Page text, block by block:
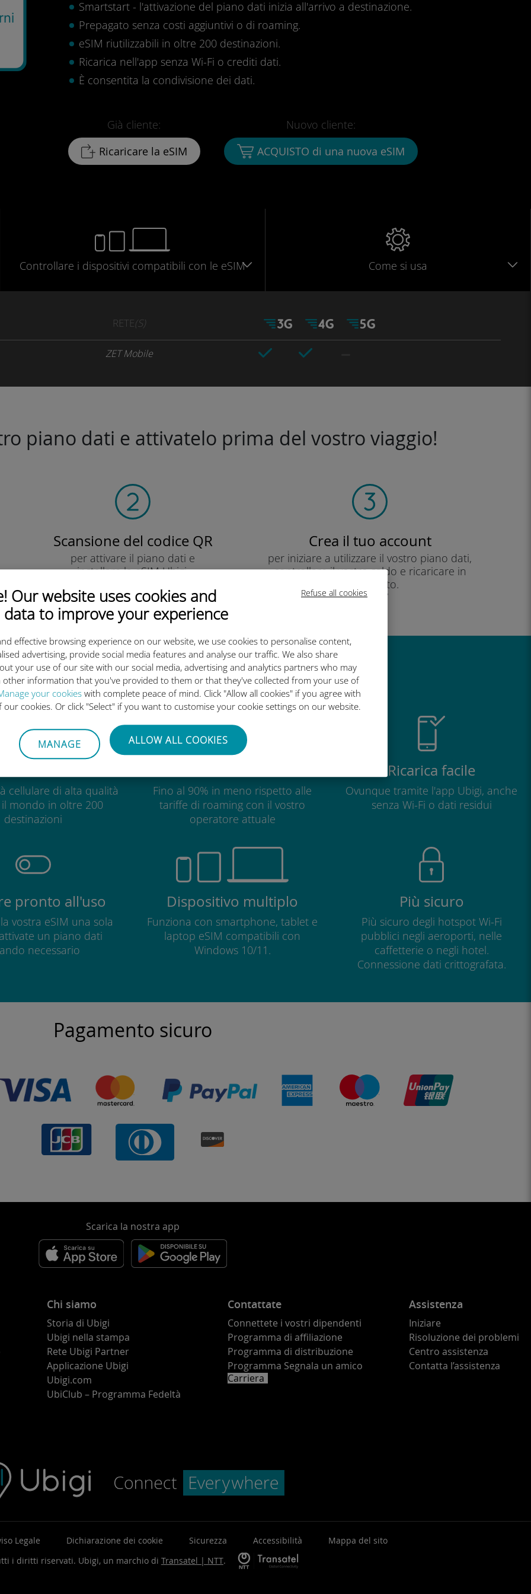
Refuse all cookies
Our website uses cookies and
data to improve your experience
effective browsing experience on our website, we use cookies to personalise content,
advertising, provide social media features and analyse our traffic. We also share
your use of our site with our social media, advertising and analytics partners who may
other information that you've provided to them or that they've collected from your use of
your cookies with complete peace of mind. Click "Allow all cookies" if you agree with
cookies. Or click "Select" if you want to customise your cookie settings on our website.
MANAGE ALLOW ALL COOKIES
Smartstart - l'attivazione del piano dati inizia all'arrivo a destinazione.
Prepagato senza costi aggiuntivi o di roaming.
eSIM riutilizzabili in oltre 200 destinazioni.
Ricarica nell'app senza Wi-Fi o crediti dati.
È consentita la condivisione dei dati.
Già cliente:
Ricaricare la eSIM
Nuovo cliente:
ACQUISTO di una nuova eSIM
Controllare i dispositivi compatibili con le eSIM Come si usa
RETE(S)
ZET Mobile
piano dati e attivatelo prima del vostro viaggio!
Scansione del codice QR
per attivare il piano dati e
installare la eSIM Ubigi.
Crea il tuo account
per iniziare a utilizzare il vostro piano dati,
controllare il vostro saldo e ricaricare in
movimento.
Godere!
internazionale di Ubigi è così grande
cellulare di alta qualità
mondo in oltre 200
destinazioni
Fino al 90% in meno rispetto alle
tariffe di roaming con il vostro
operatore attuale
Ricarica facile
Ovunque tramite l'app Ubigi, anche
senza Wi-Fi o dati residui
pronto all'uso
vostra eSIM una sola
un piano dati
necessario
Dispositivo multiplo
Funziona con smartphone, tablet e
laptop eSIM compatibili con
Windows 10/11.
Più sicuro
Più sicuro degli hotspot Wi-Fi
pubblici negli aeroporti, nelle
caffetterie o negli hotel.
Connessione dati crittografata.
Pagamento sicuro
Scarica la nostra app
Chi siamo
Storia di Ubigi
Ubigi nella stampa
Rete Ubigi Partner
Applicazione Ubigi
Ubigi.com
UbiClub – Programma Fedeltà
Contattate
Connettete i vostri dipendenti
Programma di affiliazione
Programma di distribuzione
Programma Segnala un amico
Carriera
Assistenza
Iniziare
Risoluzione dei problemi
Centro assistenza
Contatta l’assistenza
Legale Dichiarazione dei cookie Sicurezza Accessibilità
Mappa del sito
i diritti riservati. Ubigi, un marchio di Transatel | NTT.